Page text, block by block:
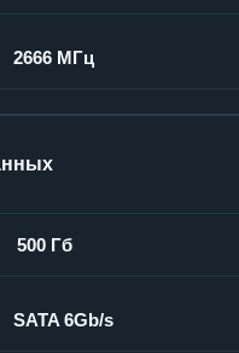
2666 МГц
500 Гб
SATA 6Gb/s